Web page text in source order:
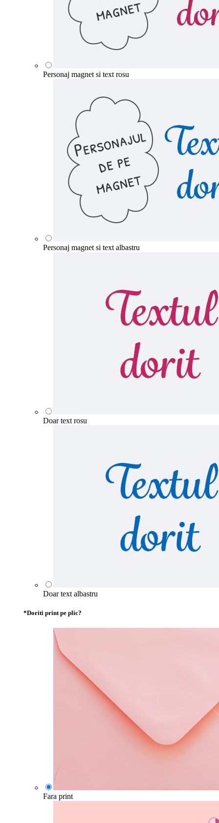
Personaj magnet si text rosu
Personaj magnet si text albastru
Doar text rosu
Doar text albastru
*Doriti print pe plic?
Fara print